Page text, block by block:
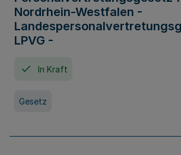
Nordrhein-Westfalen -
LPVG -
In Kraft
Gesetz